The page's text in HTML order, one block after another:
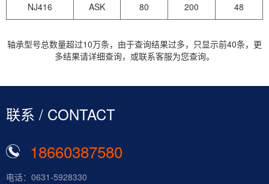
NJ416 ASK 80 200 48
轴承型号总数量超过10万条，由于查询结果过多，只显示前40条，更
多结果请详细查询，或联系客服为您查询。
联系 / CONTACT
18660387580
电话：0631-5928330